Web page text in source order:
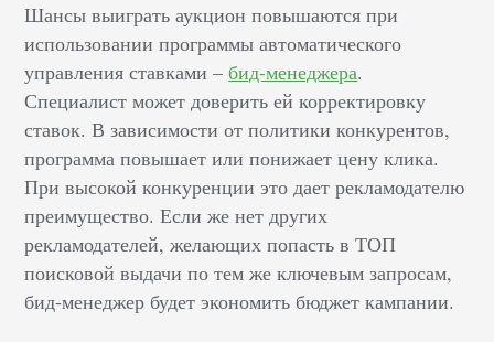
Шансы выиграть аукцион повышаются при
использовании программы автоматического
управления ставками –бид-менеджера.
Специалист может доверить ей корректировку
ставок. В зависимости от политики конкурентов,
программа повышает или понижает цену клика.
При высокой конкуренции это дает рекламодателю
преимущество. Если же нет других
рекламодателей, желающих попасть в ТОП
поисковой выдачи по тем же ключевым запросам,
бид-менеджер будет экономить бюджет кампании.